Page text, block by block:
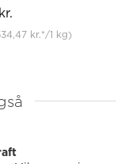
kr.*/1 kg)